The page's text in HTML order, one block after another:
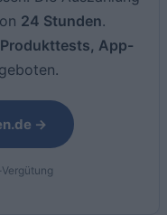
24 Stunden.
Produkttests, App-
→